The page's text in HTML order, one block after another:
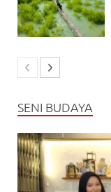
SENI BUDAYA